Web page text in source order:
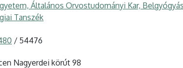
Általános Orvostudományi Kar,
Tanszék
/ 54476
Nagyerdei körút 98